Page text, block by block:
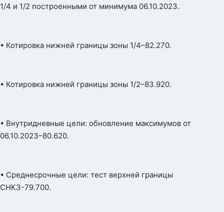
1/4 и 1/2 построенными от минимума 06.10.2023.
• Котировка нижней границы зоны 1/4–82.270.
• Котировка нижней границы зоны 1/2–83.920.
• Внутридневные цели: обновление максимумов от
06.10.2023–80.620.
• Среднесрочные цели: тест верхней границы
СНКЗ-79.700.